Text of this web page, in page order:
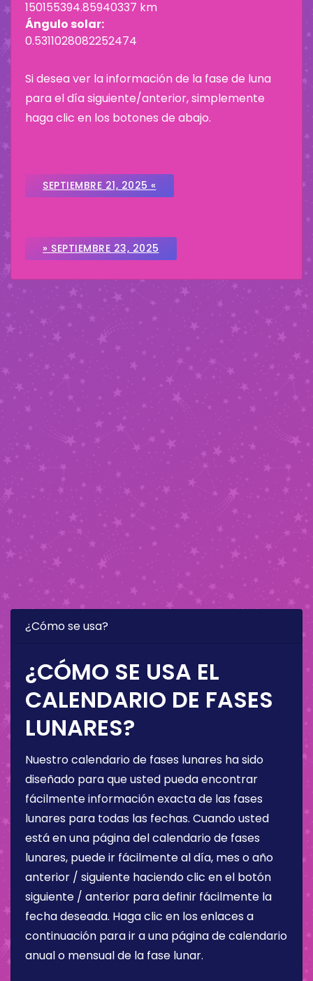
150155394.85940337 km
Ángulo solar:
0.5311028082252474
Si desea ver la información de la fase de luna
para el día siguiente/anterior, simplemente
haga clic en los botones de abajo.
SEPTIEMBRE 21, 2025 «
» SEPTIEMBRE 23, 2025
¿Cómo se usa?
¿CÓMO SE USA EL
CALENDARIO DE FASES
LUNARES?
Nuestro calendario de fases lunares ha sido
diseñado para que usted pueda encontrar
fácilmente información exacta de las fases
lunares para todas las fechas. Cuando usted
está en una página del calendario de fases
lunares, puede ir fácilmente al día, mes o año
anterior / siguiente haciendo clic en el botón
siguiente / anterior para definir fácilmente la
fecha deseada. Haga clic en los enlaces a
continuación para ir a una página de calendario
anual o mensual de la fase lunar.